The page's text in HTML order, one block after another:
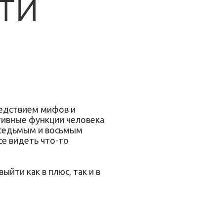
мифов и
функции человека
и восьмым
видеть что-то
как в плюс, так и в